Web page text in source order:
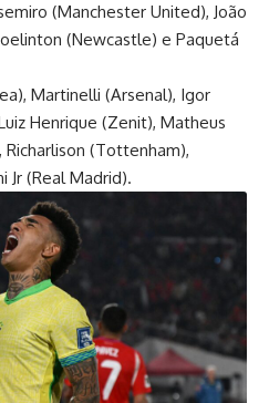
(Manchester United), João
(Newcastle) e Paquetá
Martinelli (Arsenal), Igor
Henrique (Zenit), Matheus
(Tottenham),
Jr (Real Madrid).